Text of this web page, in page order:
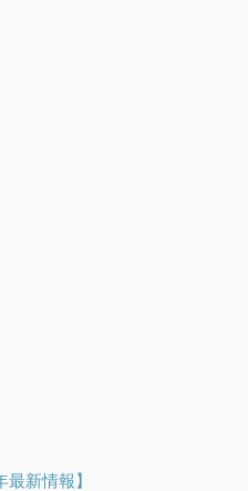
新情報】